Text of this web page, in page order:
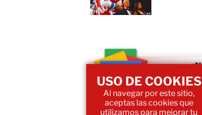
USO DE COOKIES
Al navegar por este sitio,
aceptas las cookies que
utilizamos para mejorar tu